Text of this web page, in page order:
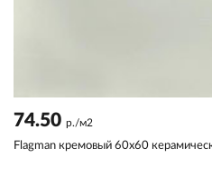
74.50 р./м2
Flagman кремовый 60x60